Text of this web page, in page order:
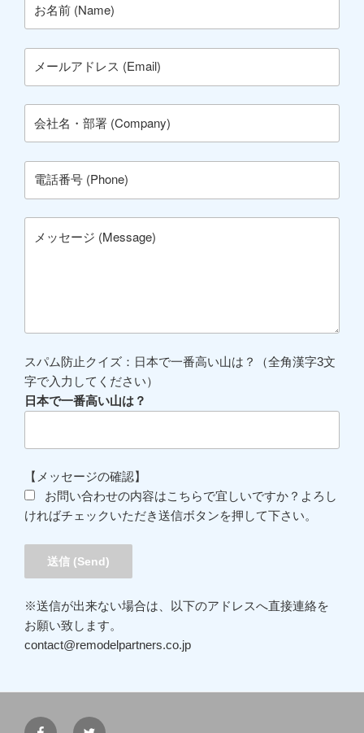
スパム防止クイズ：日本で一番高い山は？（全角漢字3文
字で入力してください）
日本で一番高い山は？
【メッセージの確認】
お問い合わせの内容はこちらで宜しいですか？よろし
ければチェックいただき送信ボタンを押して下さい。
※送信が出来ない場合は、以下のアドレスへ直接連絡を
お願い致します。
contact@remodelpartners.co.jp
FacebookTwitter